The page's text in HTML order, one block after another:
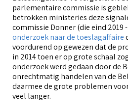
parlementaire commissie is
betrokken ministeries deze
commissie Donner (die eind 2019
onderzoek naar de toeslagaffaire
voordurend op gewezen dat de
in 2014 toen er op grote schaal
onderzoek werd gedaan door de
onrechtmatig handelen van de
daarmee de grote problemen
veel langer.